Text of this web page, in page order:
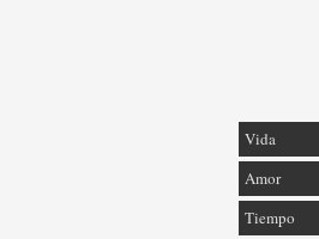
Vida
Amor
Tiempo